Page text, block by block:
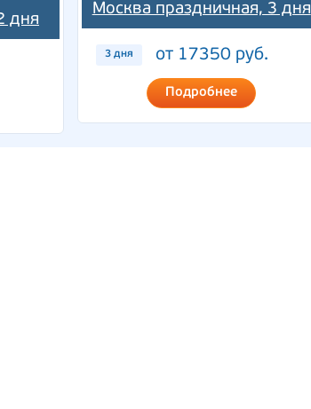
дня
Москва праздничная, 3 дня
3 дня от 17350 руб.
Подробнее